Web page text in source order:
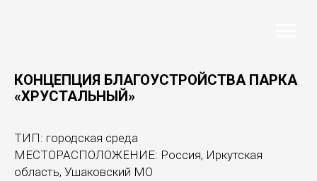
КОНЦЕПЦИЯ БЛАГОУСТРОЙСТВА ПАРКА
«ХРУСТАЛЬНЫЙ»
ТИП: городская среда
МЕСТОРАСПОЛОЖЕНИЕ: Россия, Иркутская
область, Ушаковский МО